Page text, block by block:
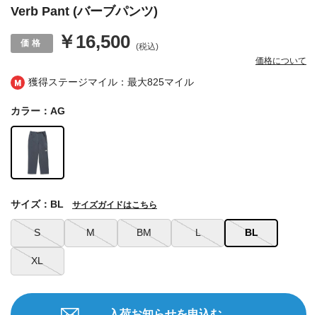
獲得ステージマイル：最大825マイル
Verb Pant (バーブパンツ)
￥16,500 (税込)
価格について
カラー：AG
S M BM L BL
XL
サイズ：BL サイズガイドはこちら